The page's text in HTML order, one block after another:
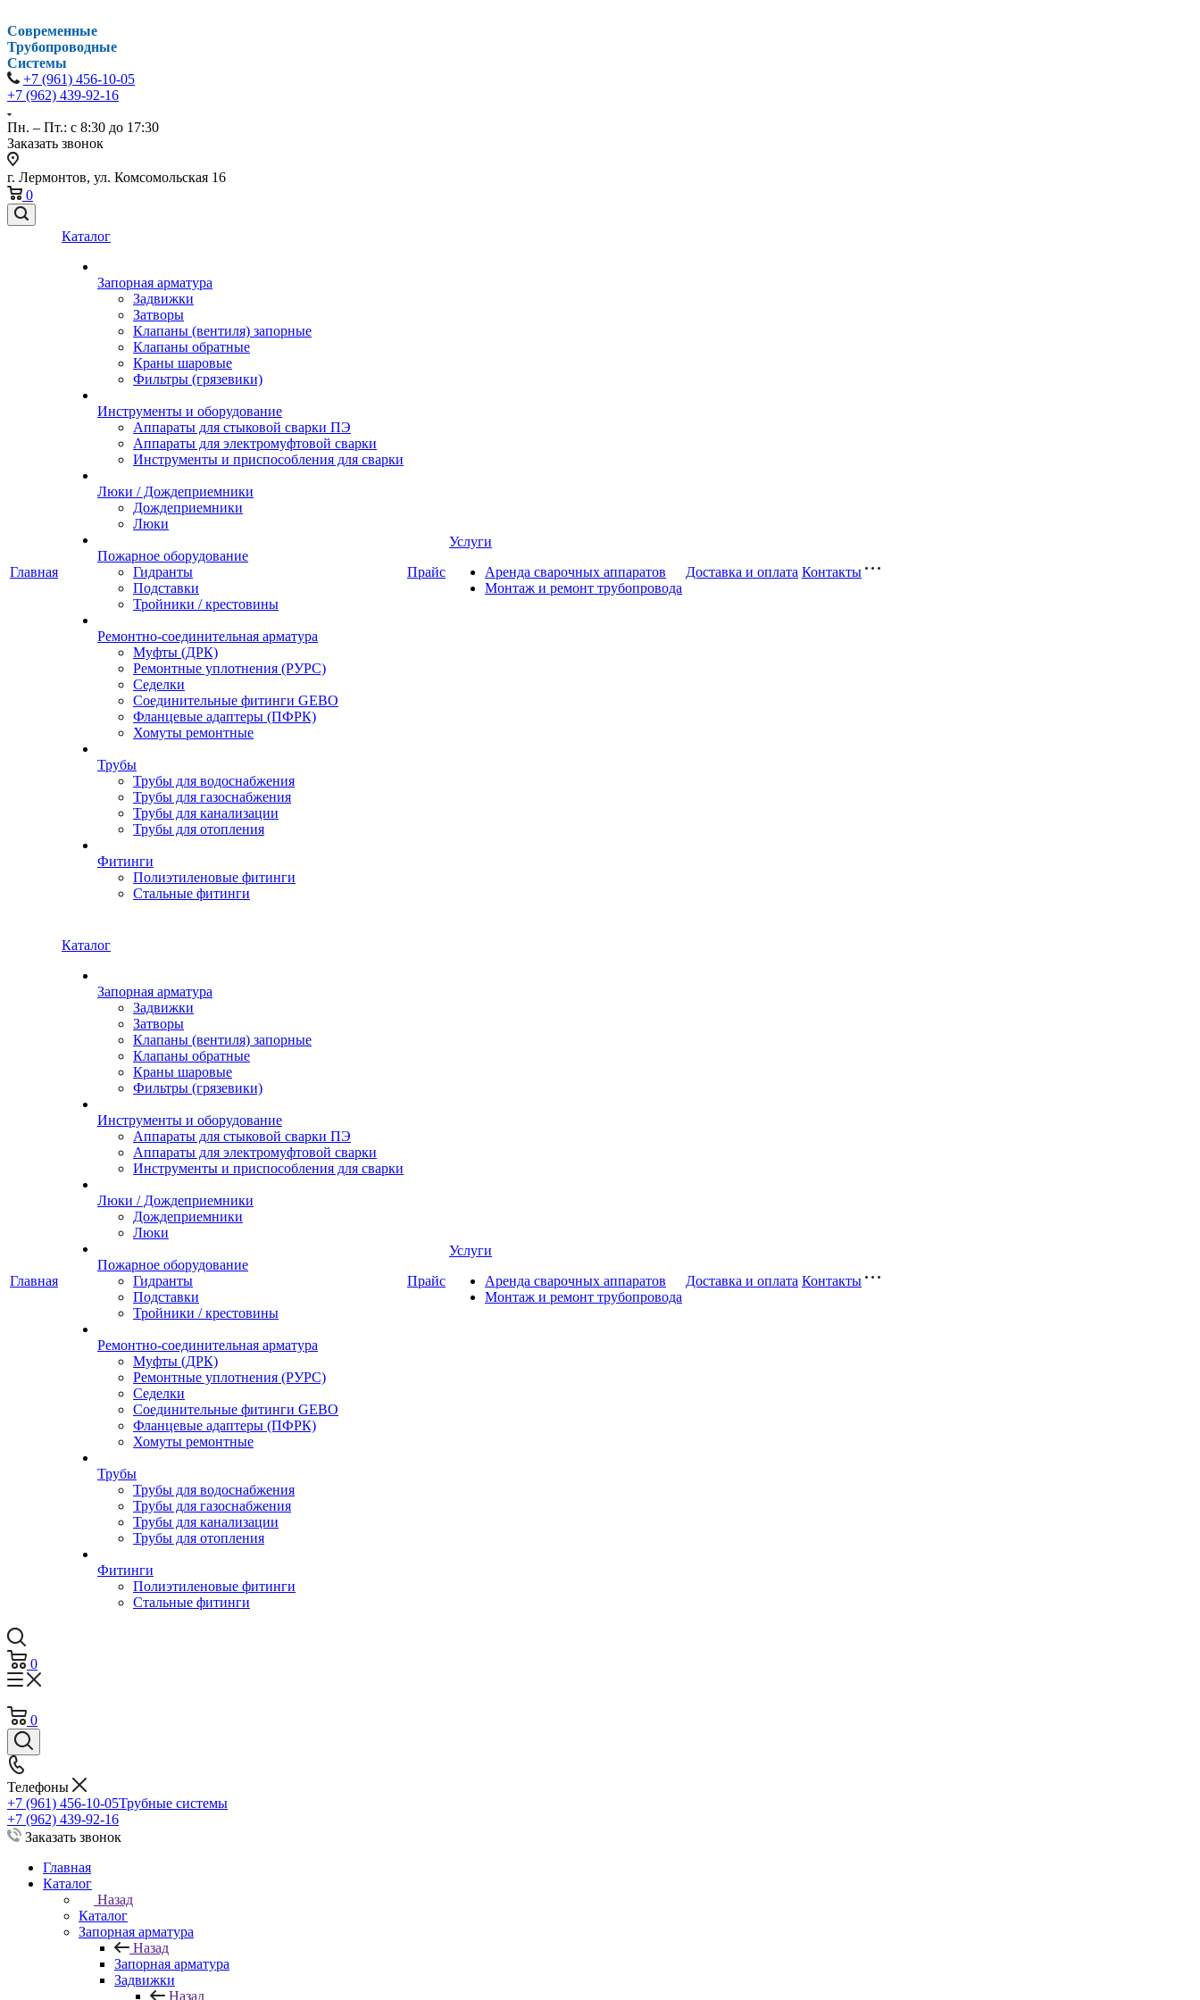
Современные
Трубопроводные
Системы
+7 (961) 456-10-05
+7 (962) 439-92-16
Пн. – Пт.: с 8:30 до 17:30
Заказать звонок
г. Лермонтов, ул. Комсомольская 16
0
Главная
Каталог
Запорная арматура
Задвижки
Затворы
Клапаны (вентиля) запорные
Клапаны обратные
Краны шаровые
Фильтры (грязевики)
Инструменты и оборудование
Аппараты для стыковой сварки ПЭ
Аппараты для электромуфтовой сварки
Инструменты и приспособления для сварки
Люки / Дождеприемники
Дождеприемники
Люки
Пожарное оборудование
Гидранты
Подставки
Тройники / крестовины
Ремонтно-соединительная арматура
Муфты (ДРК)
Ремонтные уплотнения (РУРС)
Седелки
Соединительные фитинги GEBO
Фланцевые адаптеры (ПФРК)
Хомуты ремонтные
Трубы
Трубы для водоснабжения
Трубы для газоснабжения
Трубы для канализации
Трубы для отопления
Фитинги
Полиэтиленовые фитинги
Стальные фитинги
Прайс
Услуги
Аренда сварочных аппаратов
Монтаж и ремонт трубопровода
Доставка и оплата Контакты
Главная
Каталог
Запорная арматура
Задвижки
Затворы
Клапаны (вентиля) запорные
Клапаны обратные
Краны шаровые
Фильтры (грязевики)
Инструменты и оборудование
Аппараты для стыковой сварки ПЭ
Аппараты для электромуфтовой сварки
Инструменты и приспособления для сварки
Люки / Дождеприемники
Дождеприемники
Люки
Пожарное оборудование
Гидранты
Подставки
Тройники / крестовины
Ремонтно-соединительная арматура
Муфты (ДРК)
Ремонтные уплотнения (РУРС)
Седелки
Соединительные фитинги GEBO
Фланцевые адаптеры (ПФРК)
Хомуты ремонтные
Трубы
Трубы для водоснабжения
Трубы для газоснабжения
Трубы для канализации
Трубы для отопления
Фитинги
Полиэтиленовые фитинги
Стальные фитинги
Прайс
Услуги
Аренда сварочных аппаратов
Монтаж и ремонт трубопровода
Доставка и оплата Контакты
0
0
Телефоны
+7 (961) 456-10-05Трубные системы
+7 (962) 439-92-16
Заказать звонок
Главная
Каталог
Назад
Каталог
Запорная арматура
Назад
Запорная арматура
Задвижки
Назад